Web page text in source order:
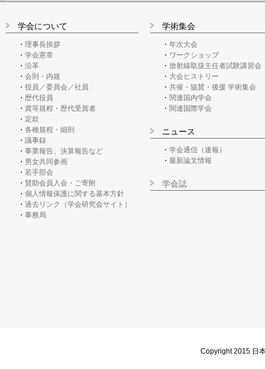
学会について
理事長挨拶
学会憲章
沿革
会則・内規
役員／委員会／社員
歴代役員
賞等規程・歴代受賞者
定款
各種規程・細則
議事録
事業報告、決算報告など
男女共同参画
若手部会
賛助会員入会・ご寄附
個人情報保護に関する基本方針
過去リンク（学会研究会サイト）
事務局
学術集会
年次大会
ワークショップ
放射線取扱主任者試験講習会
大会ヒストリー
共催・協賛・後援 学術集会
関連国内学会
関連国際学会
ニュース
学会通信（速報）
最新論文情報
学会誌
Copyright 2015 日